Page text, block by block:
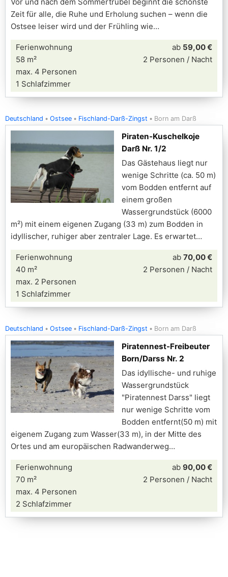
Zeit für alle, die Ruhe und Erholung suchen – wenn die
Ostsee leiser wird und der Frühling wie
Ferienwohnung
58 m²
max. 4 Personen
1 Schlafzimmer
ab 59,00 €
2 Personen / Nacht
Deutschland Ostsee Fischland-Darß-Zingst Born am Darß
Piraten-Kuschelkoje
Darß Nr. 1/2
Das Gästehaus liegt nur
wenige Schritte (ca. 50 m)
vom Bodden entfernt auf
einem großen
Wassergrundstück (6000
m²) mit einem eigenen Zugang (33 m) zum Bodden in
idyllischer, ruhiger aber zentraler Lage. Es erwartet
Ferienwohnung
40 m²
max. 2 Personen
1 Schlafzimmer
ab 70,00 €
2 Personen / Nacht
Deutschland Ostsee Fischland-Darß-Zingst Born am Darß
Piratennest-Freibeuter
Born/Darss Nr. 2
Das idyllische- und ruhige
Wassergrundstück
"Piratennest Darss" liegt
nur wenige Schritte vom
Bodden entfernt(50 m) mit
eigenem Zugang zum Wasser(33 m), in der Mitte des
Ortes und am europäischen Radwanderweg
Ferienwohnung
70 m²
max. 4 Personen
2 Schlafzimmer
ab 90,00 €
2 Personen / Nacht